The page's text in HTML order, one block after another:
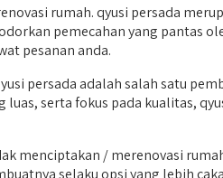
rumah. qyusi persada
pemecahan yang pantas
pesanan anda.
persada adalah salah satu
serta fokus pada kualitas,
menciptakan / merenovasi
selaku opsi yang lebih